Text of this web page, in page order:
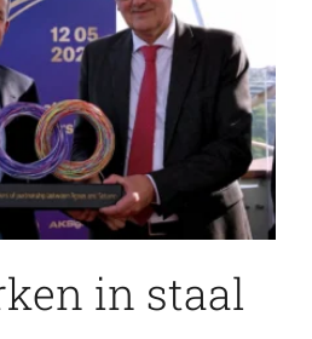
in staal